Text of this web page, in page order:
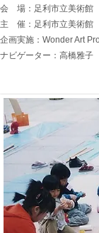
会 場：足利市立美術館
主 催：足利市立美術館
企画実施：Wonder Art
ナビゲーター ​：高橋雅子